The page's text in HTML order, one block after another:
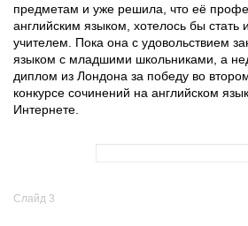
предметам и уже решила, что её
английским языком, хотелось бы стать
учителем. Пока она с удовольствием
языком с младшими школьниками, а
диплом из Лондона за победу во
конкурсе сочинений на английском
Интернете.
Слайд 3